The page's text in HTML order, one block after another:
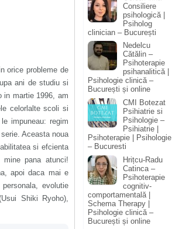
orice probleme de
ani de studiu si
in martie 1996, am
celorlalte scoli si
impuneau: regim
Aceasta noua
si efcienta
mine pana atunci!
apoi daca mai e
evolutie
Shiki Ryoho),
Consiliere
psihologică |
Psiholog
clinician – București
Nedelcu
Cătălin –
Psihoterapie
psihanalitică |
Psihologie clinică –
București și online
CMI Botezat
Psihiatrie si
Psihologie –
Psihiatrie |
Psihoterapie | Psihologie
– Bucuresti
Hrițcu-Radu
Catinca –
Psihoterapie
cognitiv-
comportamentală |
Schema Therapy |
Psihologie clinică –
București și online